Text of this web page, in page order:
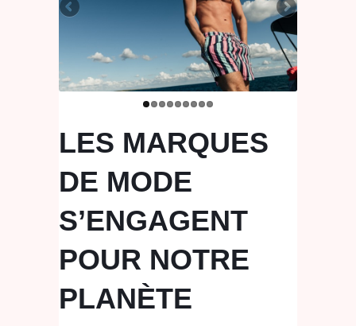
LES MARQUES
DE MODE
S’ENGAGENT
POUR NOTRE
PLANÈTE